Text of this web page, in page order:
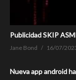
Publicidad SKIP
Jane Bond 16/07/
Nueva app android